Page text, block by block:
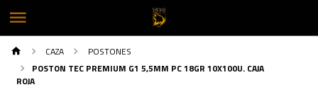
CAZA
POSTONES
POSTON TEC PREMIUM G1 5,5MM PC 18GR 10X100U. CAJA
ROJA